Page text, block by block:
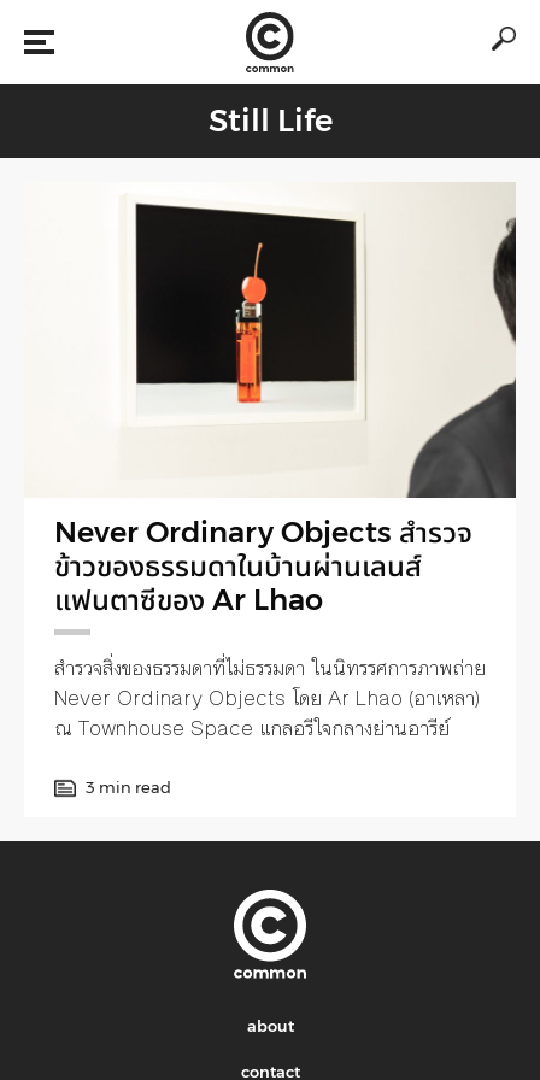
Still Life
Never Ordinary Objects สำรวจ
ข้าวของธรรมดาในบ้านผ่านเลนส์
แฟนตาซีของ Ar Lhao
สำรวจสิ่งของธรรมดาที่ไม่ธรรมดา ในนิทรรศการภาพถ่าย
Never Ordinary Objects โดย Ar Lhao (อาเหลา)
ณ Townhouse Space แกลอรีใจกลางย่านอารีย์
3 min read
about
contact